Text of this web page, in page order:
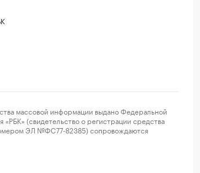
массовой информации выдано Федеральной
(свидетельство о регистрации средства
ЭЛ №ФС77-82385) сопровождаются